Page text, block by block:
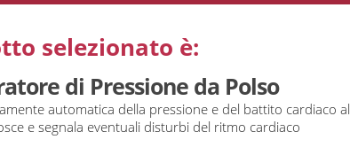
selezionato è:
di Pressione da Polso
automatica della pressione e del battito cardiaco al
e segnala eventuali disturbi del ritmo cardiaco